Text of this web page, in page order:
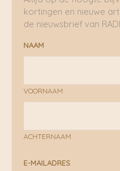
kortingen en nieuwe
de nieuwsbrief van
NAAM
VOORNAAM
ACHTERNAAM
E-MAILADRES